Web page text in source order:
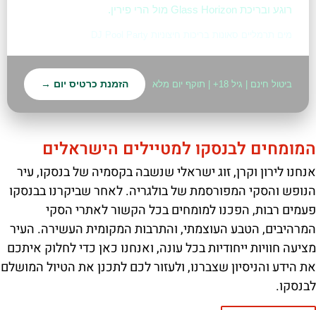
רוגע ובריכת Glass Horizon מול הרי פירין.
ביטול חינם | גיל 18+ | תוקף יום מלא הזמנת כרטיס יום →
המומחים לבנסקו למטיילים הישראלים
אנחנו לירון וקרן, זוג ישראלי שנשבה בקסמיה של בנסקו, עיר
הנופש והסקי המפורסמת של בולגריה. לאחר שביקרנו בבנסקו
פעמים רבות, הפכנו למומחים בכל הקשור לאתרי הסקי
המרהיבים, הטבע העוצמתי, והתרבות המקומית העשירה. העיר
מציעה חוויות ייחודיות בכל עונה, ואנחנו כאן כדי לחלוק איתכם
את הידע והניסיון שצברנו, ולעזור לכם לתכנן את הטיול המושלם
לבנסקו.